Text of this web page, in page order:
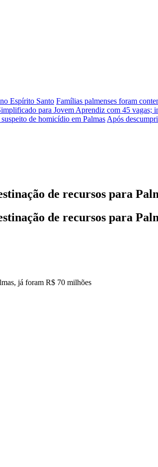
Espírito Santo Famílias palmenses foram
para Jovem Aprendiz com 45 vagas;
de homicídio em Palmas Após
de recursos para
de recursos para